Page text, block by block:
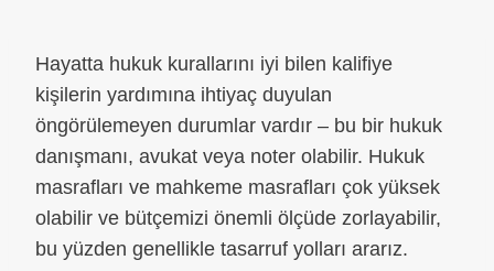
Hayatta hukuk kurallarını iyi bilen kalifiye
kişilerin yardımına ihtiyaç duyulan
öngörülemeyen durumlar vardır – bu bir hukuk
danışmanı, avukat veya noter olabilir. Hukuk
masrafları ve mahkeme masrafları çok yüksek
olabilir ve bütçemizi önemli ölçüde zorlayabilir,
bu yüzden genellikle tasarruf yolları ararız.